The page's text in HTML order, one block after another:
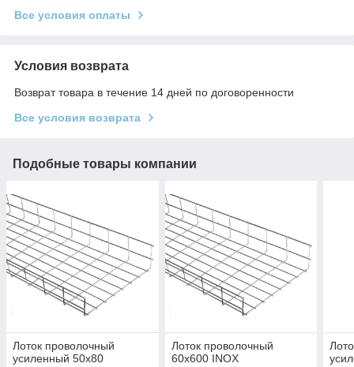
Все условия оплаты
Условия возврата
Возврат товара в течение 14 дней по договоренности
Все условия возврата
Подобные товары компании
Лоток проволочный
усиленный 50х80
Лоток проволочный
60х600 INOX